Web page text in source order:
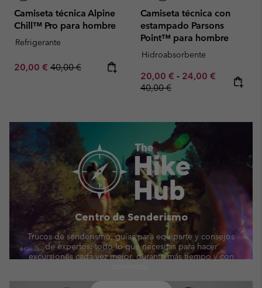
Camiseta técnica Alpine
Chill™ Pro para hombre
Refrigerante
Sale price:
20,00 € Regular price:
40,00 €
Camiseta técnica con
estampado Parsons
Point™ para hombre
Hidroabsorbente
Minimum sale price:
20,00 € - Maximum sale
24,00 € Regular
40,00 €
Centro de Senderismo
Trucos de senderismo, guías para equiparte y consejos
de expertos: todo lo que necesitas para hacer
excursiones cada vez mejor, durante más tiempo y con